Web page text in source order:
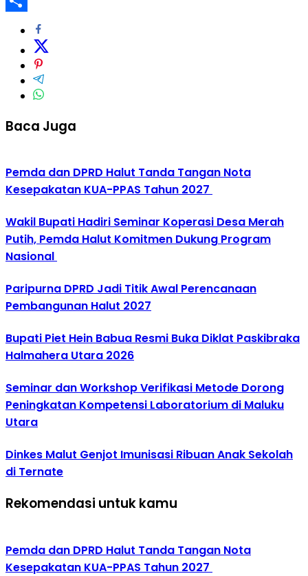
Baca Juga
Pemda dan DPRD Halut Tanda Tangan Nota
Kesepakatan KUA-PPAS Tahun 2027
Wakil Bupati Hadiri Seminar Koperasi Desa Merah
Putih, Pemda Halut Komitmen Dukung Program
Nasional
Paripurna DPRD Jadi Titik Awal Perencanaan
Pembangunan Halut 2027
Bupati Piet Hein Babua Resmi Buka Diklat Paskibraka
Halmahera Utara 2026
Seminar dan Workshop Verifikasi Metode Dorong
Peningkatan Kompetensi Laboratorium di Maluku
Utara
Dinkes Malut Genjot Imunisasi Ribuan Anak Sekolah
di Ternate
Rekomendasi untuk kamu
Pemda dan DPRD Halut Tanda Tangan Nota
Kesepakatan KUA-PPAS Tahun 2027